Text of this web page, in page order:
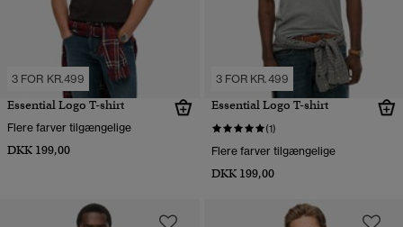
3 FOR KR.499
Essential Logo T-shirt
Flere farver tilgængelige
DKK 199,00
3 FOR KR.499
Essential Logo T-shirt
(1)
Flere farver tilgængelige
DKK 199,00